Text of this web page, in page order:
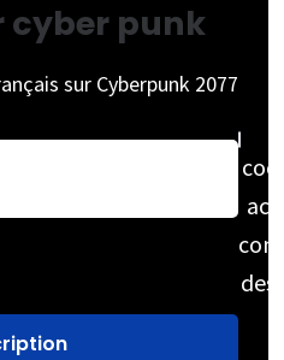
cyber punk
sur Cyberpunk 2077
des